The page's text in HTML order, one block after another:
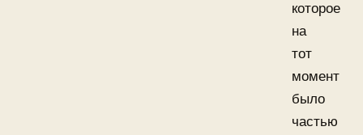
которое
на
тот
момент
было
частью